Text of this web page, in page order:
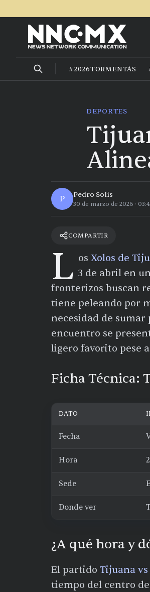
#2026TORMENTAS
DEPORTES
P Pedro Solís
30 de marzo de 2026 ·
COMPARTIR
L os Xolos de
3 de abril en
fronterizos buscan
tiene peleando por
necesidad de
encuentro se
ligero favorito pese
Ficha Técnica:
DATO
Fecha
Hora
Sede
Donde ver
¿A qué hora y
El partido Tijuana vs
tiempo del centro